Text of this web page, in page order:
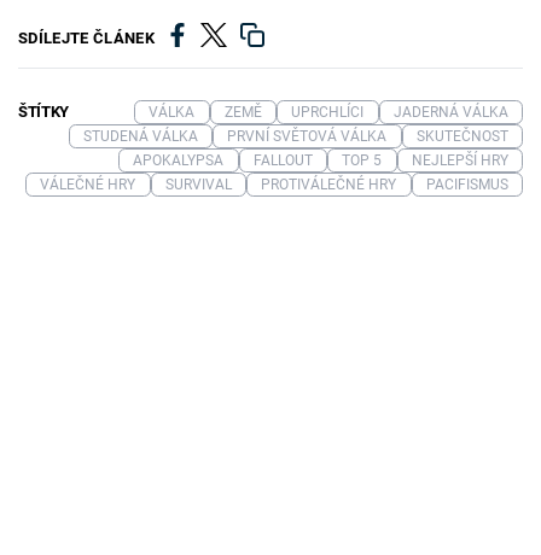
SDÍLEJTE ČLÁNEK
ŠTÍTKY VÁLKA ZEMĚ UPRCHLÍCI
JADERNÁ VÁLKA
STUDENÁ VÁLKA
PRVNÍ SVĚTOVÁ VÁLKA
SKUTEČNOST
APOKALYPSA
FALLOUT TOP 5
NEJLEPŠÍ HRY
VÁLEČNÉ HRY
SURVIVAL PROTIVÁLEČNÉ HRY PACIFISMUS